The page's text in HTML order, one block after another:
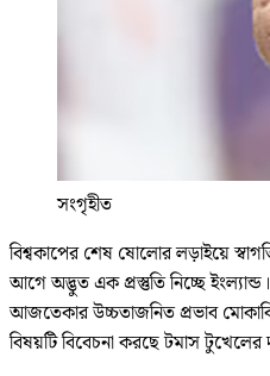
সংগৃহীত
বিশ্বকাপের শেষ ষোলোর লড়াইয়ে
আগে অদ্ভুত এক প্রস্তুতি নিচ্ছে
আজতেকার উচ্চতাজনিত প্রভাব
বিষয়টি বিবেচনা করছে টমাস টুখেলের